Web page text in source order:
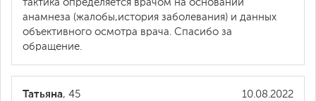
тактика определяется врачом на основании
анамнеза (жалобы,история заболевания) и данных
объективного осмотра врача. Спасибо за
обращение.
10.08.2022
Татьяна, 45